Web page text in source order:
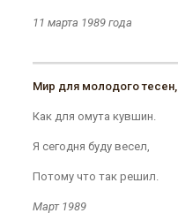
11 марта 1989 года
Мир для молодого тесен,
Как для омута кувшин.
Я сегодня буду весел,
Потому что так решил.
Март 1989